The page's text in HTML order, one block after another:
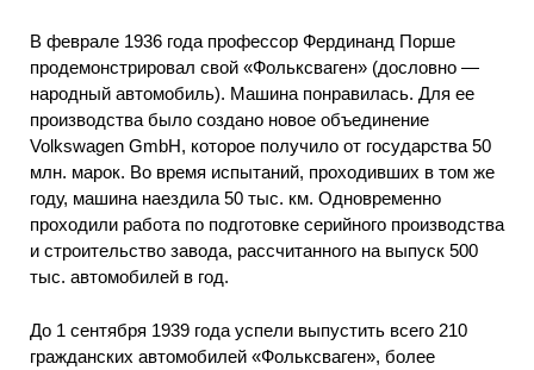
В феврале 1936 года профессор Фердинанд Порше
продемонстрировал свой «Фольксваген» (дословно —
народный автомобиль). Машина понравилась. Для ее
производства было создано новое объединение
Volkswagen GmbH, которое получило от государства 50
млн. марок. Во время испытаний, проходивших в том же
году, машина наездила 50 тыс. км. Одновременно
проходили работа по подготовке серийного производства
и строительство завода, рассчитанного на выпуск 500
тыс. автомобилей в год.
До 1 сентября 1939 года успели выпустить всего 210
гражданских автомобилей «Фольксваген», более